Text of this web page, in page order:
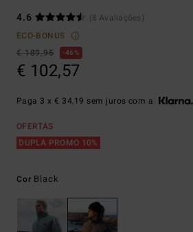
4.6
(8 Avaliações)
ECO-BONUS
€ 189,95
46%
€ 102,57
Paga 3 x € 34,19 sem juros com a
OFERTAS
DUPLA PROMO 10%
Cor Black